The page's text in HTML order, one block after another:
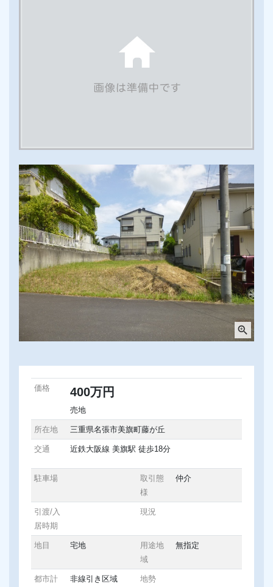
zoom_in
価格 400万円
売地
所在地 三重県名張市美旗町藤が丘
交通 近鉄大阪線 美旗駅 徒歩18分
駐車場
取引態
様
仲介
引渡/入
居時期
現況
地目 宅地
用途地
域
無指定
都市計
非線引き区域 地勢